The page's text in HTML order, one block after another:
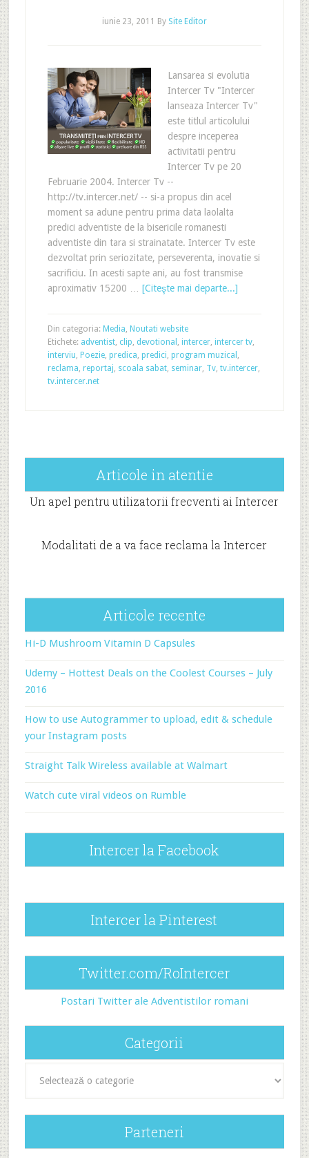
iunie 23, 2011 By Site Editor
Lansarea si evolutia
Intercer Tv "Intercer
lanseaza Intercer Tv"
este titlul articolului
despre inceperea
activitatii pentru
Intercer Tv pe 20
Februarie 2004. Intercer Tv --
http://tv.intercer.net/ -- si-a propus din acel
moment sa adune pentru prima data laolalta
predici adventiste de la bisericile romanesti
adventiste din tara si strainatate. Intercer Tv este
dezvoltat prin seriozitate, perseverenta, inovatie si
sacrificiu. In acesti sapte ani, au fost transmise
aproximativ 15200 … [Citeşte mai departe...]
Din categoria: Media, Noutati website
Etichete: adventist, clip, devotional , intercer, intercer tv,
interviu, Poezie, predica, predici, program muzical ,
reclama, reportaj, scoala sabat, seminar, Tv, tv.intercer,
tv.intercer.net
Articole in atentie
Un apel pentru utilizatorii frecventi ai Intercer
Modalitati de a va face reclama la Intercer
Articole recente
Hi-D Mushroom Vitamin D Capsules
Udemy – Hottest Deals on the Coolest Courses – July
2016
How to use Autogrammer to upload, edit & schedule
your Instagram posts
Straight Talk Wireless available at Walmart
Watch cute viral videos on Rumble
Intercer la Facebook
Intercer la Pinterest
Twitter.com/RoIntercer
Postari Twitter ale Adventistilor romani
Categorii
Parteneri